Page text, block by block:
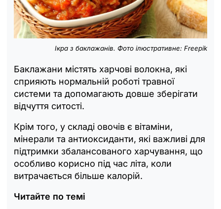
Ікра з баклажанів. Фото ілюстративне: Freepik
Баклажани містять харчові волокна, які
сприяють нормальній роботі травної
системи та допомагають довше зберігати
відчуття ситості.
Крім того, у складі овочів є вітаміни,
мінерали та антиоксиданти, які важливі для
підтримки збалансованого харчування, що
особливо корисно під час літа, коли
витрачається більше калорій.
Читайте по темі